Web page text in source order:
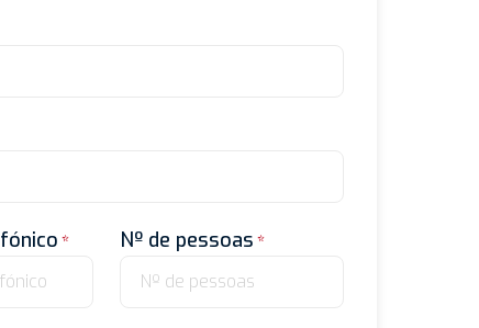
Nº de pessoas